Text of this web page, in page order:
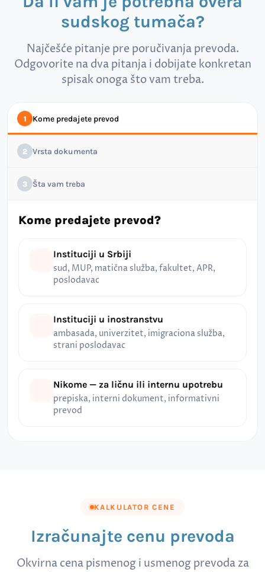
sudskog tumača?
Najčešće pitanje pre poručivanja prevoda.
Odgovorite na dva pitanja i dobijate konkretan
spisak onoga što vam treba.
1 Kome predajete prevod
2 Vrsta dokumenta
3 Šta vam treba
Kome predajete prevod?
Instituciji u Srbiji
sud, MUP, matična služba, fakultet, APR,
poslodavac
Instituciji u inostranstvu
ambasada, univerzitet, imigraciona služba,
strani poslodavac
Nikome — za ličnu ili internu upotrebu
prepiska, interni dokument, informativni
prevod
KALKULATOR CENE
Izračunajte cenu prevoda
Okvirna cena pismenog i usmenog prevoda za